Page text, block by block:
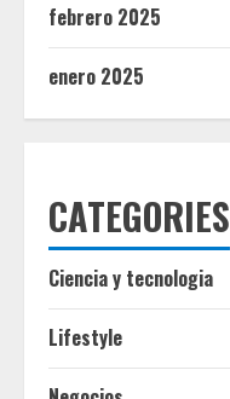
febrero 2025
enero 2025
CATEGORIES
Ciencia y tecnologia
Lifestyle